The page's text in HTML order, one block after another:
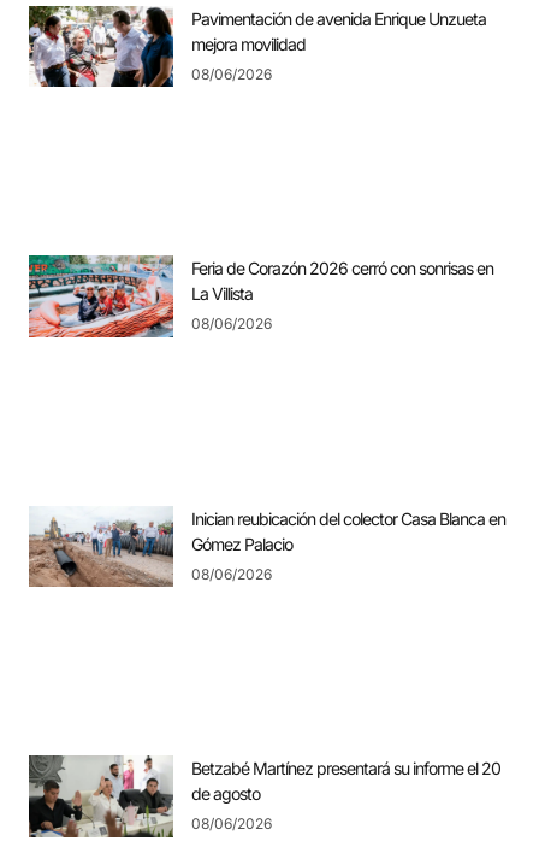
Pavimentación de avenida Enrique Unzueta
mejora movilidad
08/06/2026
Feria de Corazón 2026 cerró con sonrisas en
La Villista
08/06/2026
Inician reubicación del colector Casa Blanca en
Gómez Palacio
08/06/2026
Betzabé Martínez presentará su informe el 20
de agosto
08/06/2026